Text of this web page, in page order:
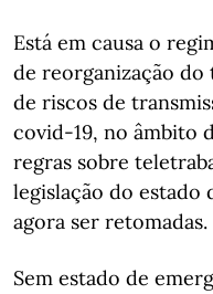
Está em causa o
de reorganização do
de riscos de
covid-19, no âmbito
regras sobre
legislação do estado
agora ser retomadas.
Sem estado de